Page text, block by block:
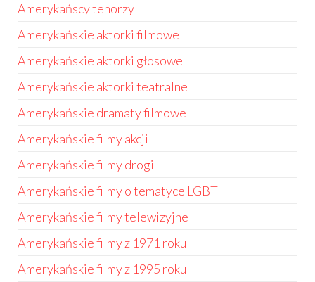
Amerykańscy tenorzy
Amerykańskie aktorki filmowe
Amerykańskie aktorki głosowe
Amerykańskie aktorki teatralne
Amerykańskie dramaty filmowe
Amerykańskie filmy akcji
Amerykańskie filmy drogi
Amerykańskie filmy o tematyce LGBT
Amerykańskie filmy telewizyjne
Amerykańskie filmy z 1971 roku
Amerykańskie filmy z 1995 roku